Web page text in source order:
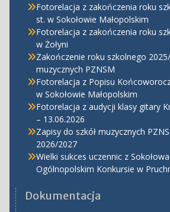
Fotorelacja z zakończenia roku
st. w Sokołowie Małopolskim
Fotorelacja z zakończenia roku
w Żołyni
Zakończenie roku szkolnego
muzycznych PZNSM
Fotorelacja z Popisu
w Sokołowie Małopolskim
Fotorelacja z audycji klasy gitary
– 13.06.2026
Zapisy do szkół muzycznych
2026/2027
Wielki sukces uczennic z
Ogólnopolskim Konkursie w
Dokumentacja